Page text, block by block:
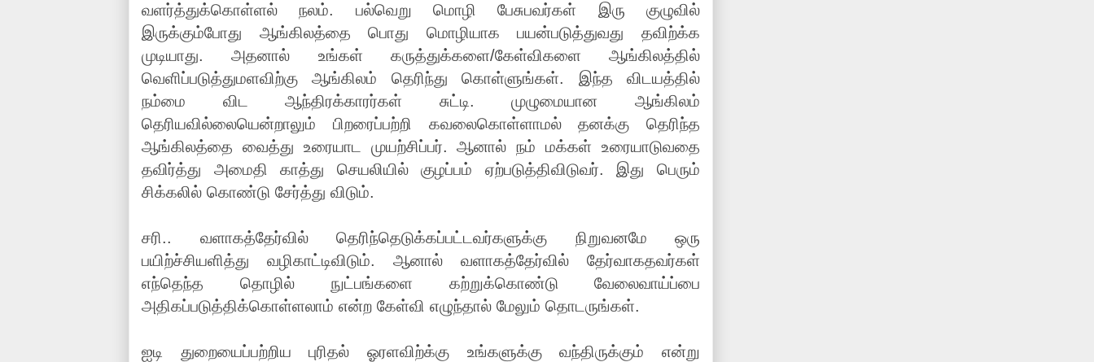
வளர்த்துக்கொள்ளல் நலம். பல்வெறு மொழி பேசுபவர்கள் இரு குழுவில்
இருக்கும்போது ஆங்கிலத்தை பொது மொழியாக பயன்படுத்துவது தவிற்க்க
முடியாது. அதனால் உங்கள் கருத்துக்களை/கேள்விகளை ஆங்கிலத்தில்
வெளிப்படுத்துமளவிற்கு ஆங்கிலம் தெரிந்து கொள்ளுங்கள். இந்த விடயத்தில்
நம்மை விட ஆந்திரக்காரர்கள் சுட்டி. முழுமையான ஆங்கிலம்
தெரியவில்லையென்றாலும் பிறரைப்பற்றி கவலைகொள்ளாமல் தனக்கு தெரிந்த
ஆங்கிலத்தை வைத்து உரையாட முயற்சிப்பர். ஆனால் நம் மக்கள் உரையாடுவதை
தவிர்த்து அமைதி காத்து செயலியில் குழப்பம் ஏற்படுத்திவிடுவர். இது பெரும்
சிக்கலில் கொண்டு சேர்த்து விடும்.
சரி.. வளாகத்தேர்வில் தெரிந்தெடுக்கப்பட்டவர்களுக்கு நிறுவனமே ஒரு
பயிற்ச்சியளித்து வழிகாட்டிவிடும். ஆனால் வளாகத்தேர்வில் தேர்வாகதவர்கள்
எந்தெந்த தொழில் நுட்பங்களை கற்றுக்கொண்டு வேலைவாய்ப்பை
அதிகப்படுத்திக்கொள்ளலாம் என்ற கேள்வி எழுந்தால் மேலும் தொடருங்கள்.
ஐடி துறையைப்பற்றிய புரிதல் ஓரளவிற்க்கு உங்களுக்கு வந்திருக்கும் என்று